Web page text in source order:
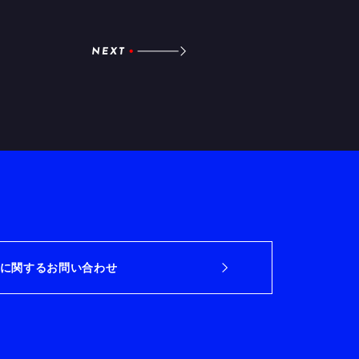
関するお問い合わせ